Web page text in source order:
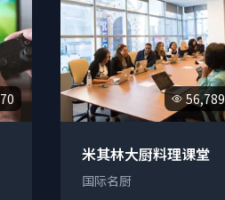
56,789
米其林大厨料理课堂
国际名厨